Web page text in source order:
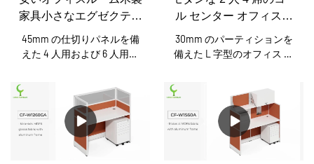
可能な収納を備えたオフィ
ス キュービクル ワークステ
ーション。 Xusheng プロフ
ェッショナル モダン スタイ
デザイン シングル 2 人用ワ
ークステーション 家具 ガラ
ス パーティション メーカ
ー。プロフェッショナル: 12
年間のオフィス家具メーカ
市場に適しています。アル
ミニウムの厚さ: 1.2mmから
アルミニウムの色は白、シ
ルバー、黒、ダークグレー
家具小さなエグゼクティ
ブキュービクルワークス
テーションデスク、仕切
45mm の仕切りパネルを備
えた 4 人用および 6 人用の
売します。プロフェッショ
ナルオフィスワークステー
ション製造サプライヤー密
閉されたオフィスルームの
木製の小さなキュービクル
ル センター オフィス木
製ワークステーション
デスク プライベート キ
30mm のパーティションを
備えた L 字型のオフィス ワ
クル。 30mm、60mmのシン
プルなオフィスキュービク
ルデスクは、非常に人気の
あるオフィスワークステー
ション家具です。 2 人用 4
席のワークステーション キ